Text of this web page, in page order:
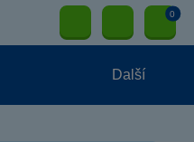
0
Další